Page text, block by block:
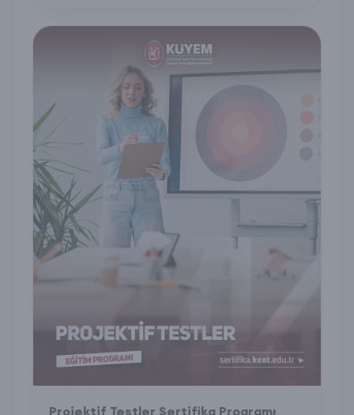
Projektif Testler Sertifika Programı